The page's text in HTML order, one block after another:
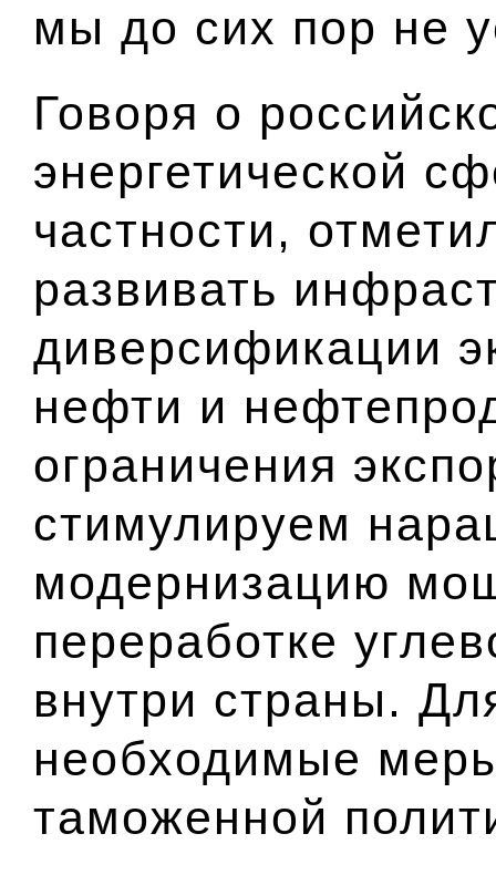
мы до сих пор не
Говоря о
энергетической
частности,
развивать
диверсификации
нефти и
ограничения
стимулируем
модернизацию
переработке
внутри страны.
необходимые
таможенной